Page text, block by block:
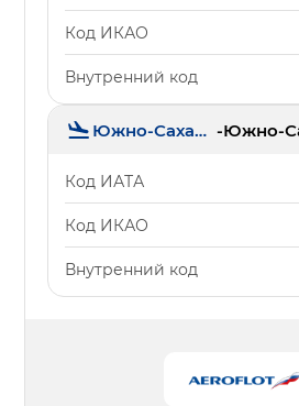
Код ИКАО
Внутренний код
Южно-Сахалинск -
Код ИАТА
Код ИКАО
Внутренний код